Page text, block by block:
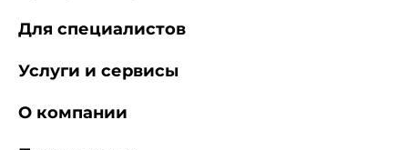
Для специалистов
Услуги и сервисы
О компании